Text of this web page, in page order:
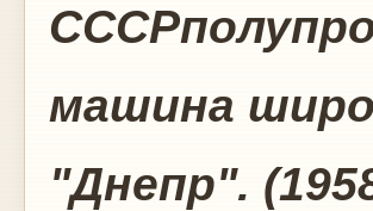
СССР
машина
"Днепр".